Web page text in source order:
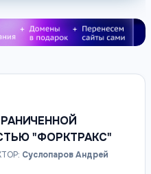
"ФОРКТРАКС"
Суслопаров Андрей